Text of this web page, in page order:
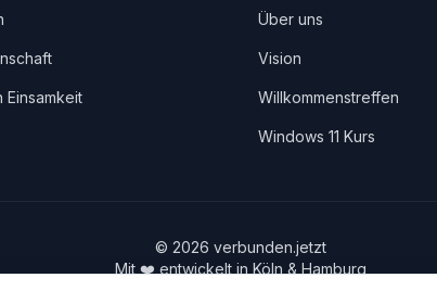
Einsamkeit
Über uns
Vision
Willkommenstreffen
Windows 11 Kurs
© 2026 verbunden.jetzt
Mit ❤️ entwickelt in Köln & Hamburg